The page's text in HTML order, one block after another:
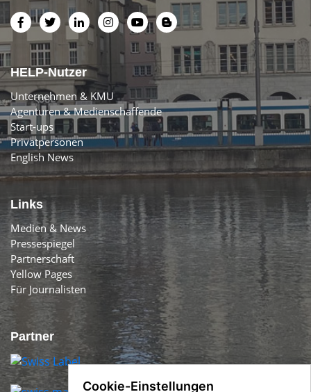
HELP-Nutzer
Unternehmen & KMU
Agenturen & Medienschaffende
Start-ups
Privatpersonen
English News
Links
Medien & News
Pressespiegel
Partnerschaft
Yellow Pages
Für Journalisten
Partner
Cookie-Einstellungen